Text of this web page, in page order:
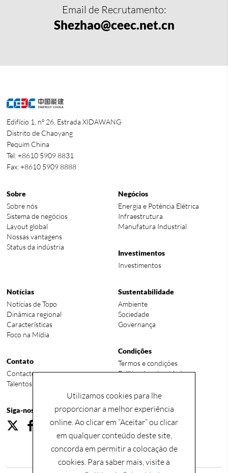
Email de Recrutamento:
Shezhao@ceec.net.cn
Utilizamos cookies para lhe
proporcionar a melhor experiência
online. Ao clicar em “Aceitar” ou clicar
em qualquer conteúdo deste site,
concorda em permitir a colocação de
cookies. Para saber mais, visite a
Edifício 1, nº 26, Estrada XIDAWANG
Distrito de Chaoyang
Pequim China
Tel: +8610 5909 8831
Fax: +8610 5909 8888
Sobre
Sobre nós
Sistema de negócios
Layout global
Nossas vantagens
Status da indústria
Negócios
Energia e Potência Elétrica
Infraestrutura
Manufatura Industrial
Investimentos
Investimentos
Notícias
Notícias de Topo
Dinâmica regional
Características
Foco na Mídia
Contato
Contacte-nos
Talentos globais requeridos
Sustentabilidade
Ambiente
Sociedade
Governança
Condições
Termos e condições
Política de privacidade
Siga-nos